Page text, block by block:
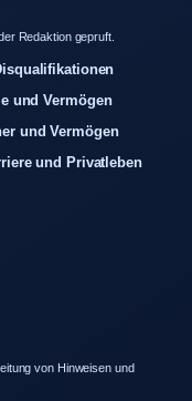
Redaktion gepruft.
und Vermögen
und Vermögen
und Privatleben
von Hinweisen und